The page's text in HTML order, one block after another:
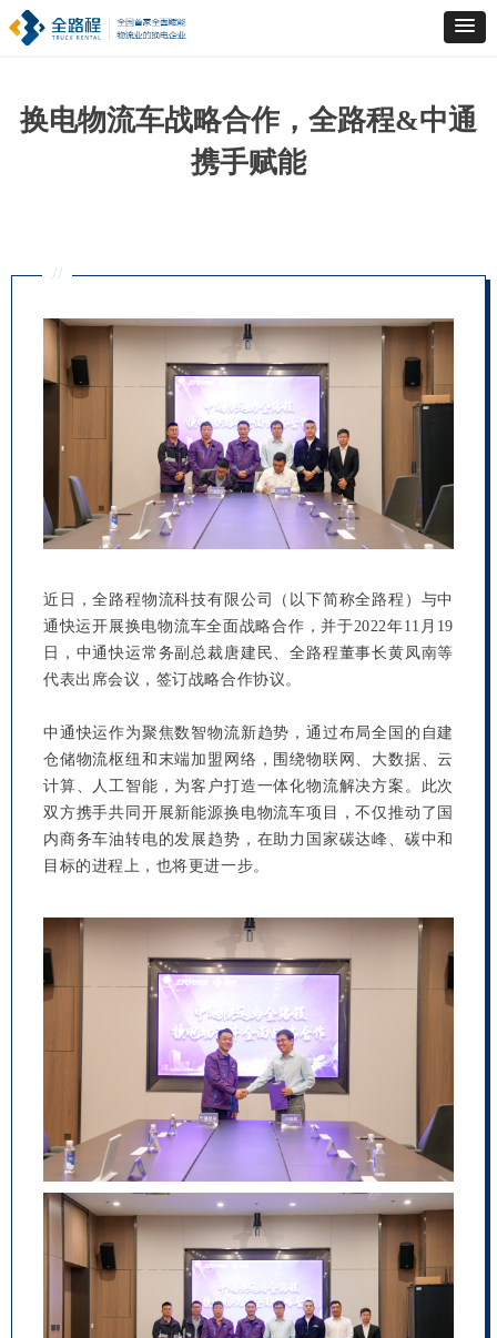
换电物流车战略合作，全路程&中通
携手赋能
//
近日，全路程物流科技有限公司（以下简称全路程）与中
通快运开展换电物流车全面战略合作，并于2022年11月19
日，中通快运常务副总裁唐建民、全路程董事长黄凤南等
代表出席会议，签订战略合作协议。
中通快运作为聚焦数智物流新趋势，通过布局全国的自建
仓储物流枢纽和末端加盟网络，围绕物联网、大数据、云
计算、人工智能，为客户打造一体化物流解决方案。此次
双方携手共同开展新能源换电物流车项目，不仅推动了国
内商务车油转电的发展趋势，在助力国家碳达峰、碳中和
目标的进程上，也将更进一步。